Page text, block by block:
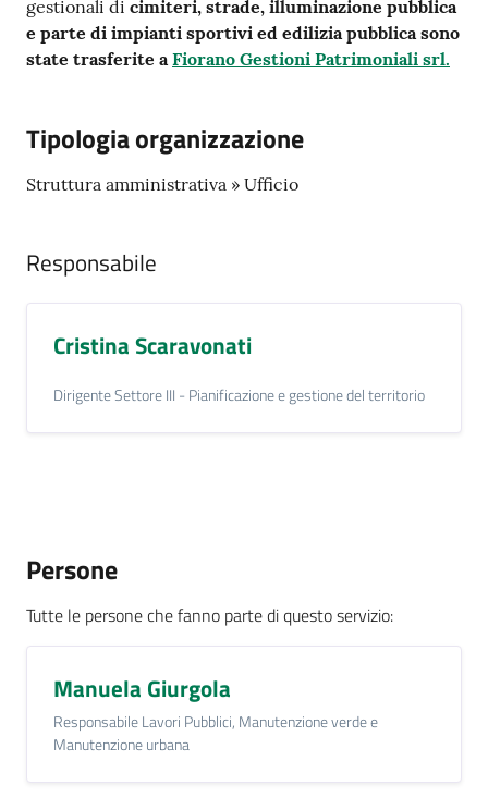
t
e
F
i
o
a
n
o
s
gli
Seguici
gestionali di cimiteri, strade, illuminazione pubblica
e parte di impianti sportivi ed edilizia pubblica sono
state trasferite aFiorano Gestioni Patrimoniali srl.
Tipologia organizzazione
Struttura amministrativa » Ufficio
Responsabile
Cristina Scaravonati
Dirigente Settore III - Pianificazione e gestione del territorio
Persone
Tutte le persone che fanno parte di questo servizio:
Manuela Giurgola
Responsabile Lavori Pubblici, Manutenzione verde e
Manutenzione urbana